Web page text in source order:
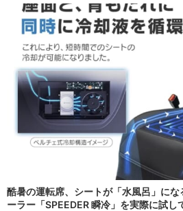
酷暑の運転席、シートが「水風呂」に
ーラー「SPEEDER 瞬冷」を実際に試し